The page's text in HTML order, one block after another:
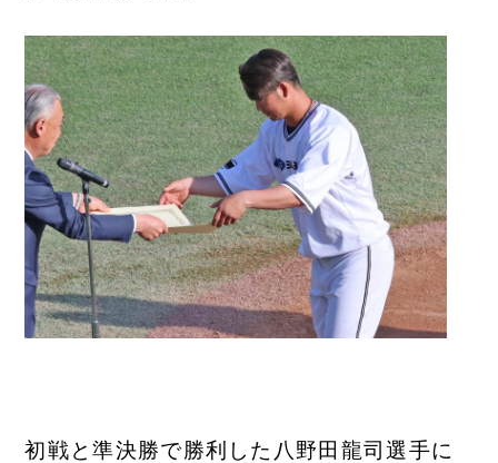
初戦と準決勝で勝利した八野田龍司選手に